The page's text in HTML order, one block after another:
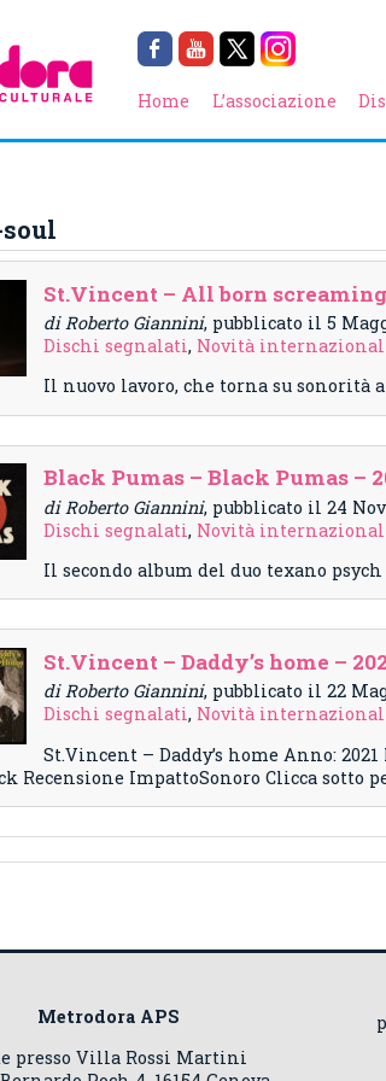
Home L’associazione
St.Vincent – All born screaming
di Roberto Giannini, pubblicato il 5
Dischi segnalati, Novità
Il nuovo lavoro, che torna su sonorità
Black Pumas – Black Pumas –
di Roberto Giannini, pubblicato il 24
Dischi segnalati, Novità
Il secondo album del duo texano
St.Vincent – Daddy’s home –
di Roberto Giannini, pubblicato il 22
Dischi segnalati, Novità
St.Vincent – Daddy’s home Anno:
Recensione ImpattoSonoro Clicca
Metrodora APS
presso Villa Rossi Martini